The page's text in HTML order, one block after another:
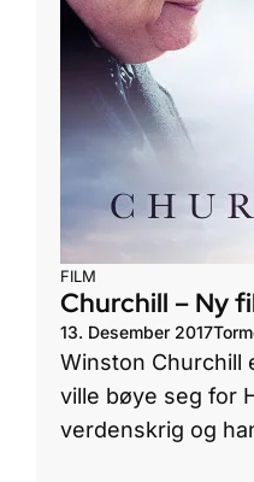
FILM
Churchill – Ny
13. Desember 2017
Winston Churchill
ville bøye seg for
verdenskrig og